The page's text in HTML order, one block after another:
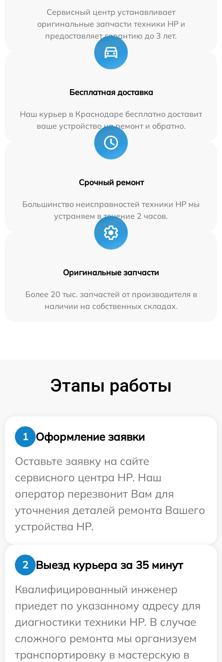
Сервисный центр устанавливает
оригинальные запчасти техники HP и
предоставляет гарантию до 3 лет.
Бесплатная доставка
Наш курьер в Краснодаре бесплатно доставит
ваше устройство на ремонт и обратно.
Срочный ремонт
Большинство неисправностей техники HP мы
устраняем в течение 2 часов.
Оригинальные запчасти
Более 20 тыс. запчастей от производителя в
наличии на собственных складах.
Этапы работы
1
Оформление заявки
Оставьте заявку на сайте
сервисного центра HP. Наш
оператор перезвонит Вам для
уточнения деталей ремонта Вашего
устройства HP.
2
Выезд курьера за 35 минут
Квалифицированный инженер
приедет по указанному адресу для
диагностики техники HP. В случае
сложного ремонта мы организуем
транспортировку в мастерскую в